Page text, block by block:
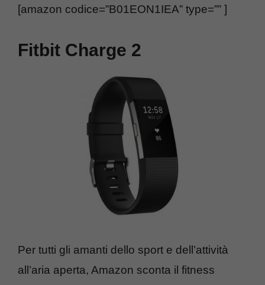
[amazon codice=”B01EON1IEA” type=”” ]
Fitbit Charge 2
Per tutti gli amanti dello sport e dell’attività
all’aria aperta, Amazon sconta il fitness